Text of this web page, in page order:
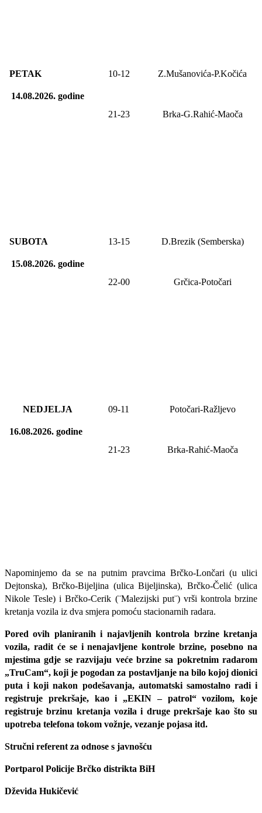
PETAK
14.08.2026.godine
10-12 Z.Mušanovića-P.Kočića
21-23 Brka-G.Rahić-Maoča
SUBOTA
15.08.2026.godine
13-1 5 D.Brezik (Semberska)
22-00 Grčica-Potočari
NEDJELJA
16.08.2026. godine
09-11 Potočari-Ražljevo
21-23 Brka-Rahić-Maoča
Napominjemo da se na putnim pravcima Brčko-Lončari (u ulici
Dejtonska), Brčko-Bijeljina (ulica Bijeljinska), Brčko-Čelić (ulica
Nikole Tesle) i Brčko-Cerik (¨Malezijski put¨) vrši kontrola brzine
kretanja vozila iz dva smjera pomoću stacionarnih radara.
Pored ovih planiranih i najavljenih kontrola brzine kretanja
vozila, radit će se i nenajavljene kontrole brzine, posebno na
mjestima gdje se razvijaju veće brzine sa pokretnim radarom
„TruCam“, koji je pogodan za postavljanje na bilo kojoj dionici
puta i koji nakon podešavanja, automatski samostalno radi i
registruje prekršaje, kao i „EKIN – patrol“ vozilom, koje
registruje brzinu kretanja vozila i druge prekršaje kao što su
upotreba telefona tokom vožnje, vezanje pojasa itd.
Stručni referent za odnose s javnošću
Portparol Policije Brčko distrikta BiH
Dževida Hukičević